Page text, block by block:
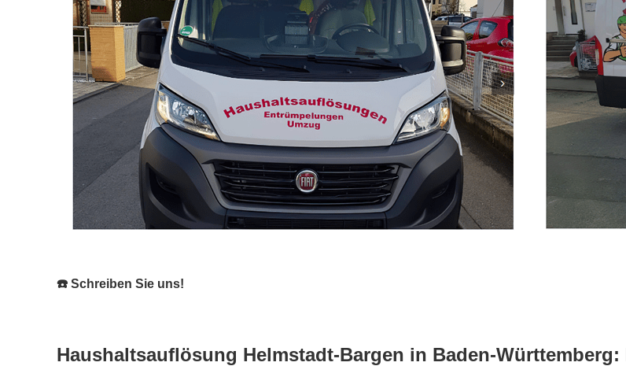
☎️ Schreiben Sie uns!
Haushaltsauflösung Helmstadt-Bargen in Baden-